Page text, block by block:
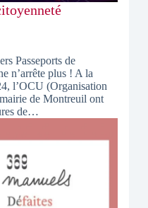
Passeports de
n’arrête plus ! A la
l’OCU (Organisation
de Montreuil ont
de…